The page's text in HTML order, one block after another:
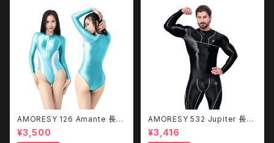
AMORESY 126 Amante 長袖
水着（フロントジップ）
¥3,500
AMORESY 532 Jupiter 長袖
スポーツ Top & Leggings (T
opのみ)
¥3,416